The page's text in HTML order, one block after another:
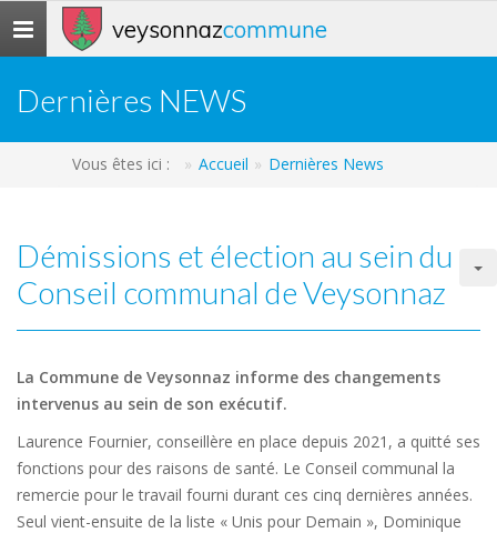
Toggle
navigation
veysonnazcommune
Dernières NEWS
Vous êtes ici : Accueil Dernières News
Démissions et élection au sein du
Conseil communal de Veysonnaz
La Commune de Veysonnaz informe des changements
intervenus au sein de son exécutif.
Laurence Fournier, conseillère en place depuis 2021, a quitté ses
fonctions pour des raisons de santé. Le Conseil communal la
remercie pour le travail fourni durant ces cinq dernières années.
Seul vient-ensuite de la liste « Unis pour Demain », Dominique